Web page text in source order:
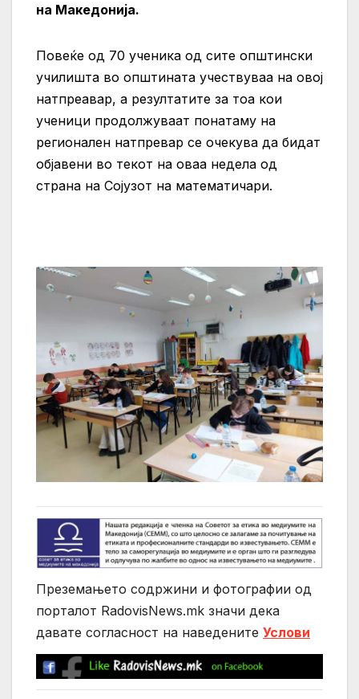
на Македонија.
Повеќе од 70 ученика од сите општински
училишта во општината учествуваа на овој
натпреавар, а резултатите за тоа кои
ученици продолжуваат понатаму на
регионален натпревар се очекува да бидат
објавени во текот на оваа недела од
страна на Сојузот на математичари.
Преземањето содржини и фотографии од
порталот RadovisNews.mk значи дека
давате согласност на нaведените Услови